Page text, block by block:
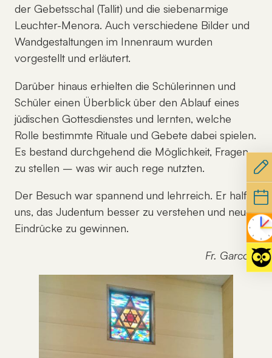
der Gebetsschal (Tallit) und die siebenarmige
Leuchter-Menora. Auch verschiedene Bilder und
Wandgestaltungen im Innenraum wurden
vorgestellt und erläutert.
Darüber hinaus erhielten die Schülerinnen und
Schüler einen Überblick über den Ablauf eines
jüdischen Gottesdienstes und lernten, welche
Rolle bestimmte Rituale und Gebete dabei spielen.
Es bestand durchgehend die Möglichkeit, Fragen
zu stellen – was wir auch rege nutzten.
Der Besuch war spannend und lehrreich. Er half
uns, das Judentum besser zu verstehen und neue
Eindrücke zu gewinnen.
Fr. Garcorz